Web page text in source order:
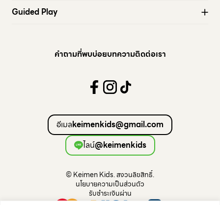
Wheels
Storage Crate
Sensory Play
Constructive Play
modu
Guided Play
คำถามที่พบบ่อยบทความติดต่อเรา
อีเมลkeimenkids@gmail.com
ไลน์@keimenkids
© Keimen Kids. สงวนลิขสิทธิ์.
นโยบายความเป็นส่วนตัว
รับชำระเงินผ่าน